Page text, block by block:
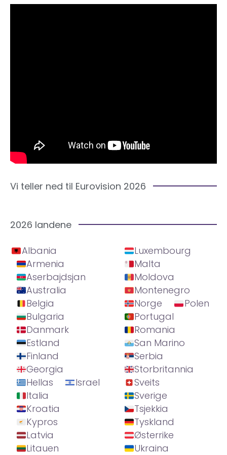
Vi teller ned til Eurovision 2026
2026 landene
Albania
Armenia
Aserbajdsjan
Australia
Belgia
Bulgaria
Danmark
Estland
Finland
Georgia
Hellas
Israel
Italia
Kroatia
Kypros
Latvia
Litauen
Luxembourg
Malta
Moldova
Montenegro
Norge
Polen
Portugal
Romania
San Marino
Serbia
Storbritannia
Sveits
Sverige
Tsjekkia
Tyskland
Østerrike
Ukraina